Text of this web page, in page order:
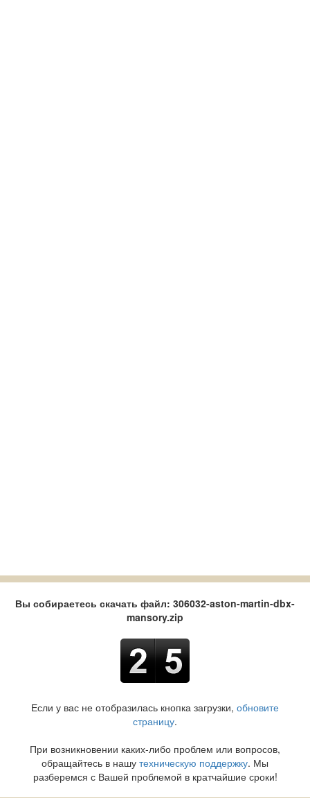
Вы собираетесь скачать файл: 306032-aston-martin-dbx-
mansory.zip
Если у вас не отобразилась кнопка загрузки, обновите
страницу.
При возникновении каких-либо проблем или вопросов,
обращайтесь в нашу техническую поддержку. Мы
разберемся с Вашей проблемой в кратчайшие сроки!